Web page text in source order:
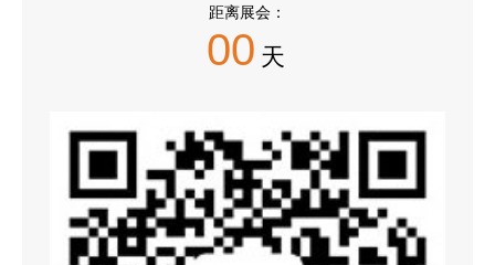
距离展会：
00 天